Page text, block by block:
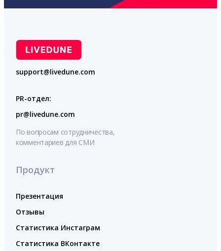
support@livedune.com
PR-отдел:
pr@livedune.com
По вопросам сотрудничества,
комментариев для СМИ
Продукт
Презентация
Отзывы
Статистика Инстаграм
Статистика ВКонтакте